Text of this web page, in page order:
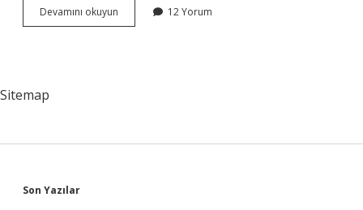
Devamını okuyun
Kapağı
12 Yorum
Sitemap
Sidebar
Son Yazılar